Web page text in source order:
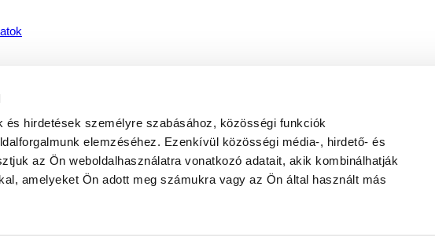
és hirdetések személyre szabásához, közösségi funkciók
elemzéséhez. Ezenkívül közösségi média-, hirdető- és
az Ön weboldalhasználatra vonatkozó adatait, akik kombinálhatják
amelyeket Ön adott meg számukra vagy az Ön által használt más
Metropólia
Főegyházmegye